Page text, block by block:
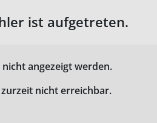
ist aufgetreten.
angezeigt werden.
nicht erreichbar.